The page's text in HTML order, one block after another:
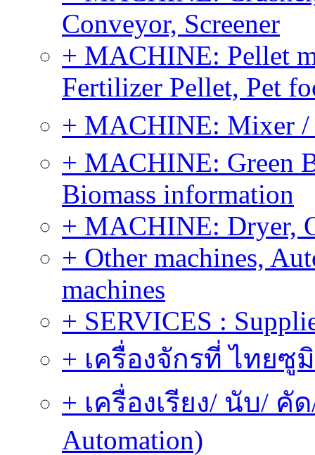
Conveyor, Screener
+ MACHINE: Pellet
Fertilizer Pellet, Pet
+ MACHINE: Mixer
+ MACHINE: Green
Biomass information
+ MACHINE: Dryer,
+ Other machines,
machines
+ SERVICES :
+ เครื่องจักรที่ ไทยซู
+ เครื่องเรียง/ นับ/ คั
Automation)